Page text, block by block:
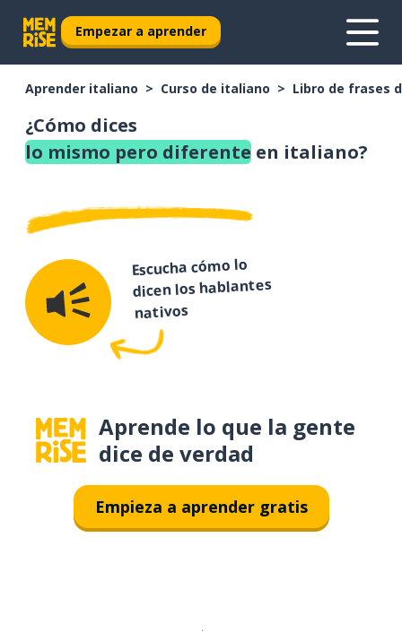
Empezar a aprender
Aprender italiano Curso de italiano Libro de frases
¿Cómo dices
lo mismo pero diferente en italiano?
Escucha cómo lo
dicen los hablantes
nativos
Aprende lo que la gente
dice de verdad
Empieza a aprender gratis